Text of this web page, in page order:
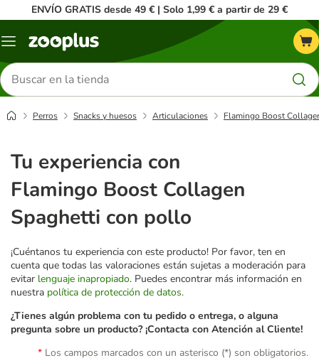
ENVÍO GRATIS desde 49 € | Solo 1,99 € a partir de 29 €
Menú
Buscar
productos
Perros Snacks y huesos Articulaciones Flamingo Boost
Tu experiencia con
Flamingo Boost Collagen
Spaghetti con pollo
¡Cuéntanos tu experiencia con este producto! Por favor, ten en
cuenta que todas las valoraciones están sujetas a moderación para
evitar lenguaje inapropiado. Puedes encontrar más información en
nuestra política de protección de datos.
¿Tienes algún problema con tu pedido o entrega, o alguna
pregunta sobre un producto? ¡Contacta con Atención al Cliente!
Los campos marcados con un asterisco (*) son obligatorios.